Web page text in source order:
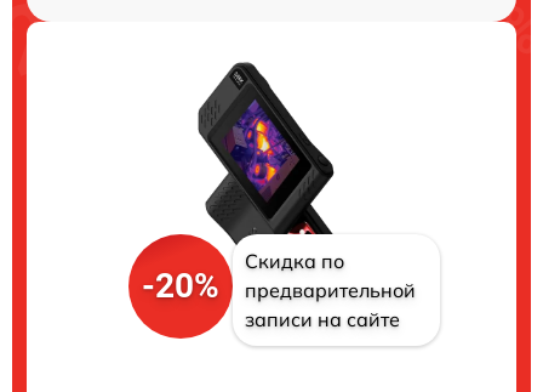
-20%
Скидка по
предварительной
записи на сайте